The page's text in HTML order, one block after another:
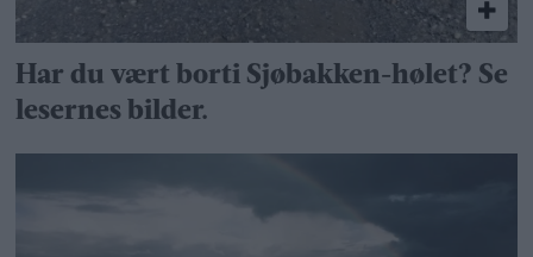
Har du vært borti Sjøbakken-hølet? Se
lesernes bilder.